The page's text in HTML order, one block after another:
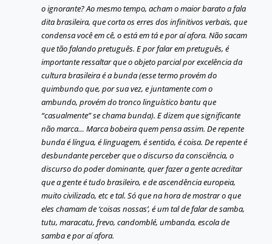
o ignorante? Ao mesmo tempo, acham o maior barato a fala
dita brasileira, que corta os erres dos infinitivos verbais, que
condensa você em cê, o está em tá e por aí afora. Não sacam
que tão falando pretuguês. E por falar em pretuguês, é
importante ressaltar que o objeto parcial por excelência da
cultura brasileira é a bunda (esse termo provém do
quimbundo que, por sua vez, e juntamente com o
ambundo, provém do tronco linguístico bantu que
“casualmente” se chama bunda). E dizem que significante
não marca… Marca bobeira quem pensa assim. De repente
bunda é língua, é linguagem, é sentido, é coisa. De repente é
desbundante perceber que o discurso da consciência, o
discurso do poder dominante, quer fazer a gente acreditar
que a gente é tudo brasileiro, e de ascendência europeia,
muito civilizado, etc e tal. Só que na hora de mostrar o que
eles chamam de ‘coisas nossas’, é um tal de falar de samba,
tutu, maracatu, frevo, candomblé, umbanda, escola de
samba e por aí afora.